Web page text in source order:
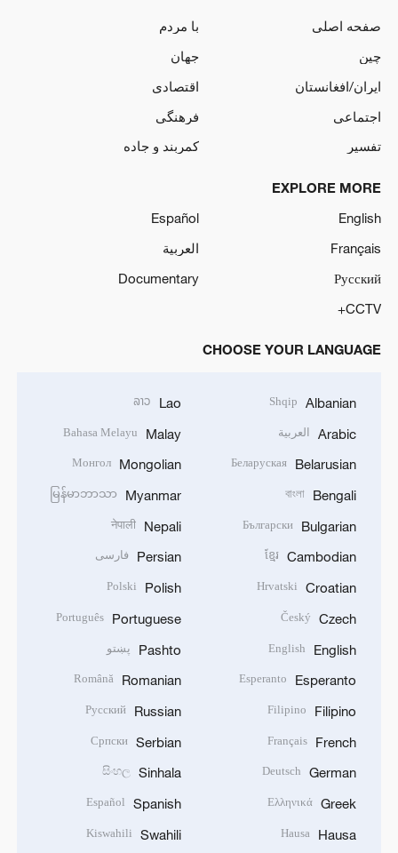
صفحه اصلی
با مردم
چین
جهان
ایران/افغانستان
اقتصادی
اجتماعی
فرهنگی
تفسیر
کمربند و جاده
EXPLORE MORE
English
Español
Français
العربية
Русский
Documentary
CCTV+
CHOOSE YOUR LANGUAGE
Albanian
Shqip
Arabic العربية
Belarusian
Беларуская
Bengali
বাংলা
Bulgarian
Български
Cambodian
ខ្មែរ
Croatian
Hrvatski
Czech
Český
English
English
Esperanto
Esperanto
Filipino
Filipino
French
Français
German
Deutsch
Greek
Ελληνικά
Hausa
Hausa
Lao
ລາວ
Malay
Bahasa Melayu
Mongolian
Монгол
Myanmar
မြန်မာဘာသာ
Nepali
नेपाली
Persian فارسی
Polish
Polski
Portuguese
Português
Pashto پښتو
Romanian
Română
Russian
Русский
Serbian
Српски
Sinhala
සිංහල
Spanish
Español
Swahili
Kiswahili